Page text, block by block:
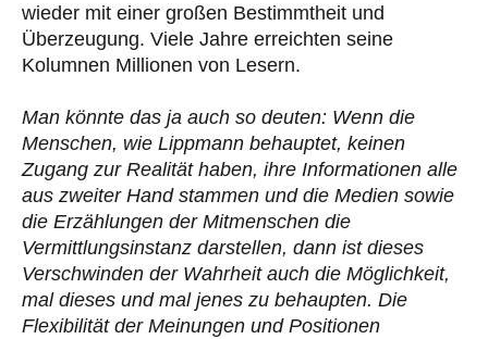
wieder mit einer großen Bestimmtheit und
Überzeugung. Viele Jahre erreichten seine
Kolumnen Millionen von Lesern.
Man könnte das ja auch so deuten: Wenn die
Menschen, wie Lippmann behauptet, keinen
Zugang zur Realität haben, ihre Informationen alle
aus zweiter Hand stammen und die Medien sowie
die Erzählungen der Mitmenschen die
Vermittlungsinstanz darstellen, dann ist dieses
Verschwinden der Wahrheit auch die Möglichkeit,
mal dieses und mal jenes zu behaupten. Die
Flexibilität der Meinungen und Positionen